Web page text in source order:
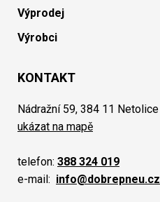
Výprodej
Výrobci
KONTAKT
Nádražní 59, 384 11 Netolice
ukázat na mapě
telefon: 388 324 019
e-mail: info@dobrepneu.cz